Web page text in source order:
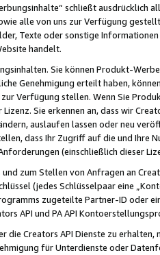
schließt ausdrücklich
alle von uns zur Verfügung
Texte oder sonstige
handelt.
Sie können Produkt-
Genehmigung erteilt haben,
zur Verfügung stellen. Wenn Sie
Sie erkennen an, dass wir
auslaufen lassen oder neu
dass Ihr Zugriff auf die und Ihre
(einschließlich dieser
zum Stellen von Anfragen an
(jedes Schlüsselpaar eine
zugeteilte Partner-ID oder
API und PA API
die Creators API Dienste zu
für Unterdienste oder